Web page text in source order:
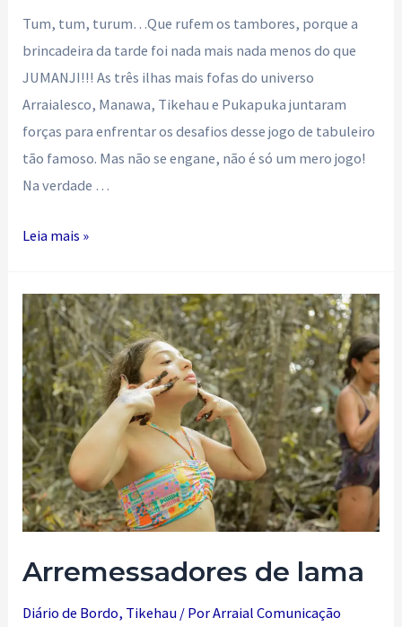
Tum, tum, turum…Que rufem os tambores, porque a
brincadeira da tarde foi nada mais nada menos do que
JUMANJI!!! As três ilhas mais fofas do universo
Arraialesco, Manawa, Tikehau e Pukapuka juntaram
forças para enfrentar os desafios desse jogo de tabuleiro
tão famoso. Mas não se engane, não é só um mero jogo!
Na verdade …
Rolando
Leia mais »
Arremessadores de lama
Diário de Bordo, Tikehau / PorArraial Comunicação